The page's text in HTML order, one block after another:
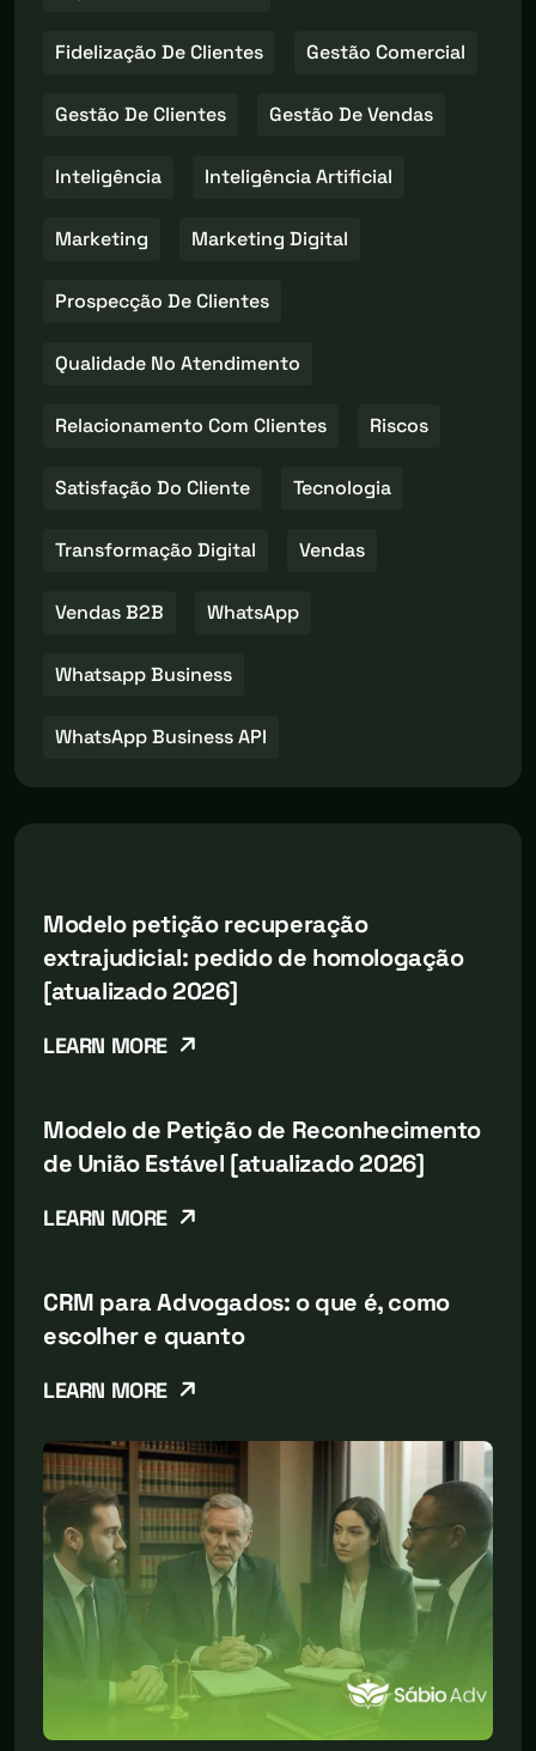
Fidelização De Clientes Gestão Comercial
Gestão De Clientes Gestão De Vendas
Inteligência Inteligência Artificial
Marketing Marketing Digital
Prospecção De Clientes
Qualidade No Atendimento
Relacionamento Com Clientes Riscos
Satisfação Do Cliente Tecnologia
Transformação Digital Vendas
Vendas B2B WhatsApp
Whatsapp Business
WhatsApp Business API
Modelo petição recuperação
extrajudicial: pedido de homologação
[atualizado 2026]
LEARN MORE
Modelo de Petição de Reconhecimento
de União Estável [atualizado 2026]
LEARN MORE
CRM para Advogados: o que é, como
escolher e quanto
LEARN MORE